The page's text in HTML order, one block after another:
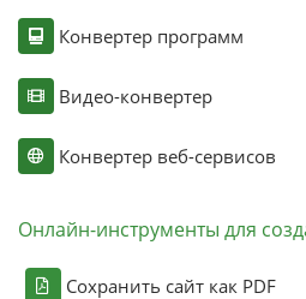
Конвертер программ
Видео-конвертер
Конвертер веб-сервисов
Онлайн-инструменты для
Сохранить сайт как PDF